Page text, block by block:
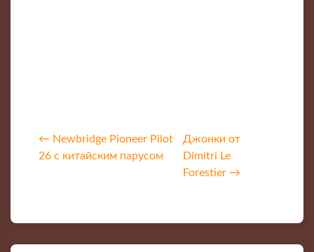
← Newbridge Pioneer Pilot
26 с китайским парусом
Джонки от
Dimitri Le
Forestier →